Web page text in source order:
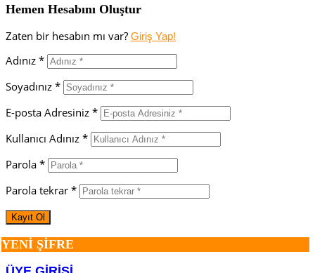
Hemen Hesabını Oluştur
Zaten bir hesabın mı var? Giriş Yap!
Adınız *
Soyadınız *
E-posta Adresiniz *
Kullanıcı Adınız *
Parola *
Parola tekrar *
YENİ ŞİFRE